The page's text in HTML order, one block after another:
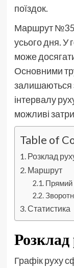
поїздок.
Маршрут №35
усього дня. У
може
Основними
залишаються
інтервалу
можливі
Table of
Розклад
Маршрут
Статистика
Розклад
Графік руху